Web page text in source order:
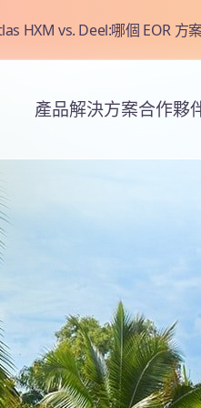
HXM vs. Deel:哪個 EOR 方
產品解決方案合作夥